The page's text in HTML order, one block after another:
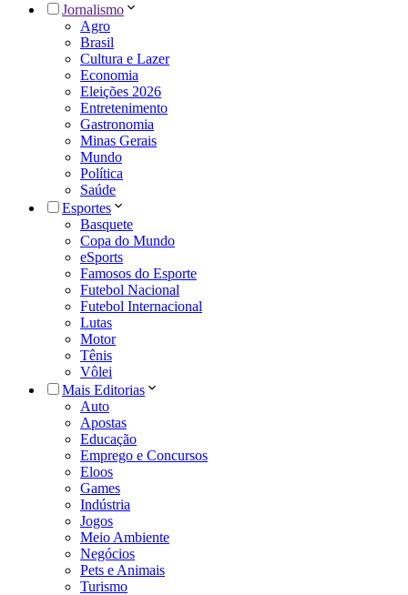
Jornalismo
Agro
Brasil
Cultura e Lazer
Economia
Eleições 2026
Entretenimento
Gastronomia
Minas Gerais
Mundo
Política
Saúde
Esportes
Basquete
Copa do Mundo
eSports
Famosos do Esporte
Futebol Nacional
Futebol Internacional
Lutas
Motor
Tênis
Vôlei
Mais Editorias
Auto
Apostas
Educação
Emprego e Concursos
Eloos
Games
Indústria
Jogos
Meio Ambiente
Negócios
Pets e Animais
Turismo